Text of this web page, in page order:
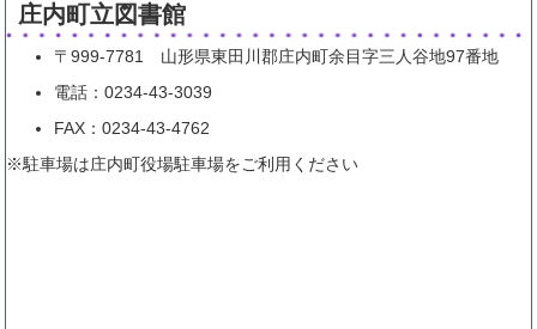
庄内町立図書館
〒999-7781 山形県東田川郡庄内町余目字三人谷地97番地
電話：0234-43-3039
FAX：0234-43-4762
※駐車場は庄内町役場駐車場をご利用ください